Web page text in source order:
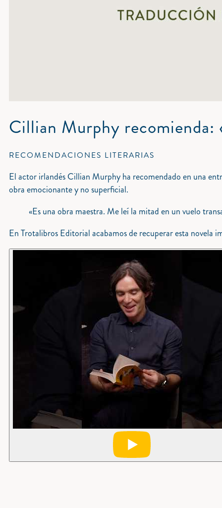
Cillian Murphy recomienda:
RECOMENDACIONES LITERARIAS
El actor irlandés Cillian Murphy ha recomendado en una
obra emocionante y no superficial.
«Es una obra maestra. Me leí la mitad en un vuelo
En Trotalibros Editorial acabamos de recuperar esta novela